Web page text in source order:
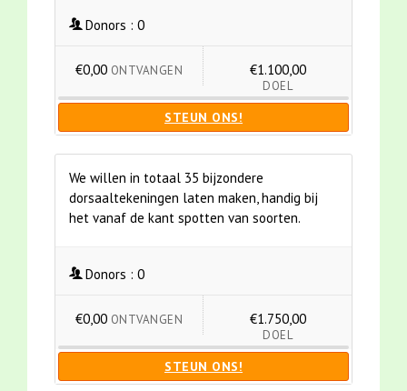
Donors : 0
€0,00 ONTVANGEN €1.100,00
DOEL
STEUN ONS!
We willen in totaal 35 bijzondere
dorsaaltekeningen laten maken, handig bij
het vanaf de kant spotten van soorten.
Donors : 0
€0,00 ONTVANGEN €1.750,00
DOEL
STEUN ONS!